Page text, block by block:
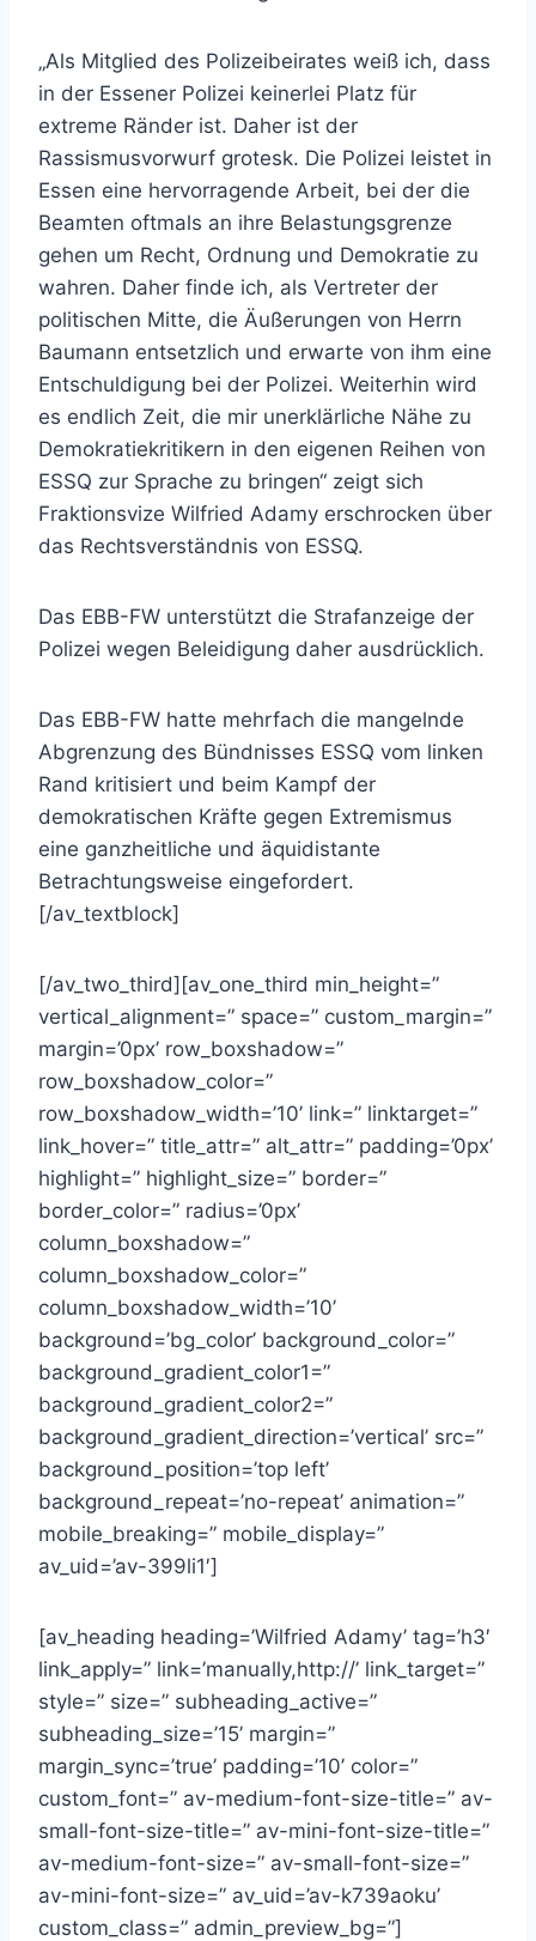
„Als Mitglied des Polizeibeirates weiß ich, dass
in der Essener Polizei keinerlei Platz für
extreme Ränder ist. Daher ist der
Rassismusvorwurf grotesk. Die Polizei leistet in
Essen eine hervorragende Arbeit, bei der die
Beamten oftmals an ihre Belastungsgrenze
gehen um Recht, Ordnung und Demokratie zu
wahren. Daher finde ich, als Vertreter der
politischen Mitte, die Äußerungen von Herrn
Baumann entsetzlich und erwarte von ihm eine
Entschuldigung bei der Polizei. Weiterhin wird
es endlich Zeit, die mir unerklärliche Nähe zu
Demokratiekritikern in den eigenen Reihen von
ESSQ zur Sprache zu bringen“ zeigt sich
Fraktionsvize Wilfried Adamy erschrocken über
das Rechtsverständnis von ESSQ.
Das EBB-FW unterstützt die Strafanzeige der
Polizei wegen Beleidigung daher ausdrücklich.
Das EBB-FW hatte mehrfach die mangelnde
Abgrenzung des Bündnisses ESSQ vom linken
Rand kritisiert und beim Kampf der
demokratischen Kräfte gegen Extremismus
eine ganzheitliche und äquidistante
Betrachtungsweise eingefordert.
[/av_textblock]
[/av_two_third][av_one_third min_height=”
vertical_alignment=” space=” custom_margin=”
margin=’0px’ row_boxshadow=”
row_boxshadow_color=”
row_boxshadow_width=’10’ link=” linktarget=”
link_hover=” title_attr=” alt_attr=” padding=’0px’
highlight=” highlight_size=” border=”
border_color=” radius=’0px’
column_boxshadow=”
column_boxshadow_color=”
column_boxshadow_width=’10’
background=’bg_color’ background_color=”
background_gradient_color1=”
background_gradient_color2=”
background_gradient_direction=’vertical’ src=”
background_position=’top left’
background_repeat=’no-repeat’ animation=”
mobile_breaking=” mobile_display=”
av_uid=’av-399li1′]
[av_heading heading=’Wilfried Adamy’ tag=’h3′
link_apply=” link=’manually,http://’ link_target=”
style=” size=” subheading_active=”
subheading_size=’15’ margin=”
margin_sync=’true’ padding=’10’ color=”
custom_font=” av-medium-font-size-title=” av-
small-font-size-title=” av-mini-font-size-title=”
av-medium-font-size=” av-small-font-size=”
av-mini-font-size=” av_uid=’av-k739aoku’
custom_class=” admin_preview_bg=”]